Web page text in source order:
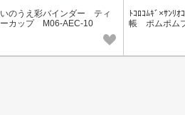
いのうえ彩バインダー ティ
ーカップ M06-AEC-10
ﾄｺﾛｺﾑｷﾞ×ｻﾝﾘ
帳 ポムポム